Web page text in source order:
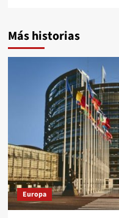
Más historias
Europa